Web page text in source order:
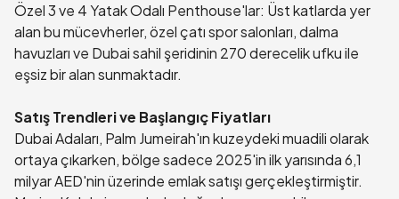
Özel 3 ve 4 Yatak Odalı Penthouse'lar: Üst katlarda yer
alan bu mücevherler, özel çatı spor salonları, dalma
havuzları ve Dubai sahil şeridinin 270 derecelik ufku ile
eşsiz bir alan sunmaktadır.
Satış Trendleri ve Başlangıç Fiyatları
Dubai Adaları, Palm Jumeirah'ın kuzeydeki muadili olarak
ortaya çıkarken, bölge sadece 2025'in ilk yarısında 6,1
milyar AED'nin üzerinde emlak satışı gerçekleştirmiştir.